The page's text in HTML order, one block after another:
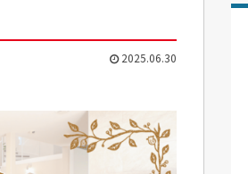
2025.06.30